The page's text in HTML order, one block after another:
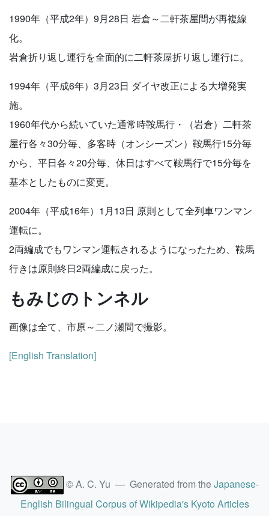
1990年（平成2年）9月28日 岩倉～二軒茶屋間が再複線
化。
岩倉折り返し運行を全面的に二軒茶屋折り返し運行に。
1994年（平成6年）3月23日 ダイヤ改正による大増発実
施。
1960年代から続いていた通常時鞍馬行・（岩倉）二軒茶
屋行各々30分毎、多客時（オンシーズン）鞍馬行15分毎
から、平日各々20分毎、休日はすべて鞍馬行で15分毎を
基本としたものに変更。
2004年（平成16年）1月13日 原則として全列車ワンマン
運転に。
2両編成でもワンマン運転されるようになったため、鞍馬
行きは原則終日2両編成に戻った。
もみじのトンネル
画像は全て、市原～二ノ瀬間で撮影。
[English Translation]
© A. C. Yu — Generated from theJapanese-
English Bilingual Corpus of Wikipedia's Kyoto Articles